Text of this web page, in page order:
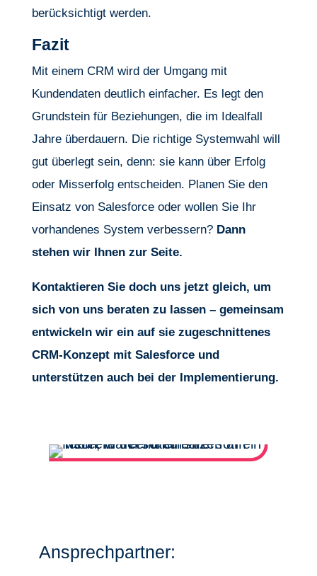
berücksichtigt werden.
Fazit
Mit einem CRM wird der Umgang mit
Kundendaten deutlich einfacher. Es legt den
Grundstein für Beziehungen, die im Idealfall
Jahre überdauern. Die richtige Systemwahl will
gut überlegt sein, denn: sie kann über Erfolg
oder Misserfolg entscheiden. Planen Sie den
Einsatz von Salesforce oder wollen Sie Ihr
vorhandenes System verbessern? Dann
stehen wir Ihnen zur Seite.
Kontaktieren Sie doch uns jetzt gleich, um
sich von uns beraten zu lassen – gemeinsam
entwickeln wir ein auf sie zugeschnittenes
CRM-Konzept mit Salesforce und
unterstützen auch bei der Implementierung.
Ansprechpartner: